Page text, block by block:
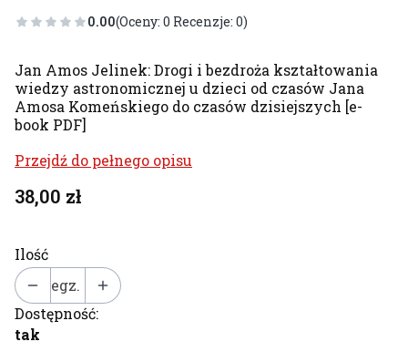
0.00(Oceny: 0 Recenzje: 0)
Jan Amos Jelinek: Drogi i bezdroża kształtowania
wiedzy astronomicznej u dzieci od czasów Jana
Amosa Komeńskiego do czasów dzisiejszych [e-
book PDF]
Przejdź do pełnego opisu
Cena
38,00 zł
Ilość
egz.
Dostępność:
tak